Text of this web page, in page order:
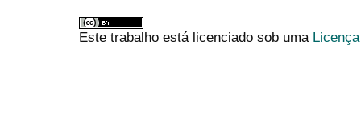
Este trabalho está licenciado sob uma